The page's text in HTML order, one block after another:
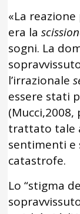
«La
era la
sogni. La
l’irrazionale
essere stati
trattato tale
sentimenti e
catastrofe.
Lo “stigma